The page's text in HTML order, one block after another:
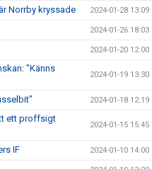
Norrby kryssade 2024-01-28 13:09
2024-01-26 18:03
2024-01-20 12:00
"Känns
2024-01-19 13:30
2024-01-18 12:19
ett proffsigt
2024-01-15 15:45
IF 2024-01-10 14:00